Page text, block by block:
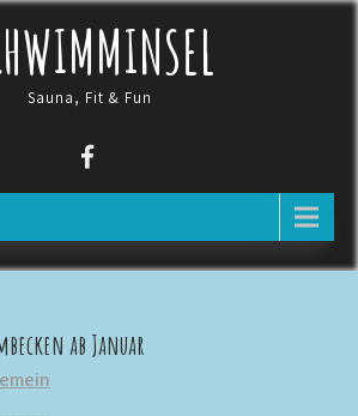
Sauna, Fit & Fun
ab Januar